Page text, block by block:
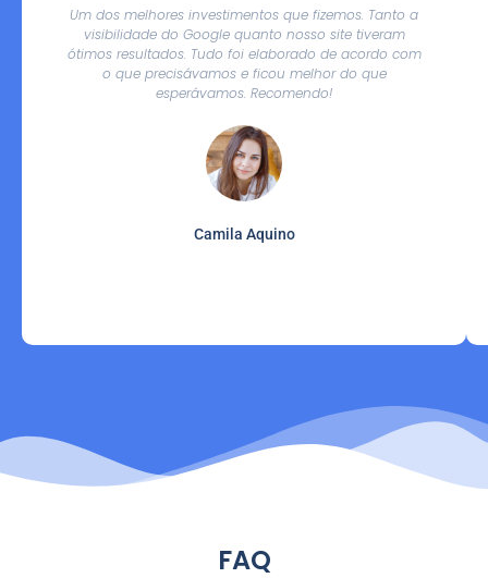
Um dos melhores investimentos que fizemos. Tanto a
visibilidade do Google quanto nosso site tiveram
ótimos resultados. Tudo foi elaborado de acordo com
o que precisávamos e ficou melhor do que
esperávamos. Recomendo!
Camila Aquino
FAQ